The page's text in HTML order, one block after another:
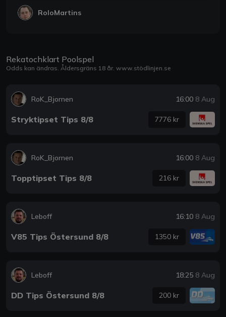
RoloMartins
Rekatochklart Poolspel
Odds kan ändras. Åldersgräns 18 år. www.stödlinjen.se
RoK_Bjornen 16:00 8 Aug
Stryktipset Tips 8/8 7776 kr
RoK_Bjornen 16:00 8 Aug
Topptipset Tips 8/8 216 kr
Leboff 16:10 8 Aug
V85 Tips Östersund 8/8 1350 kr
Leboff 18:25 8 Aug
DD Tips Östersund 8/8 200 kr